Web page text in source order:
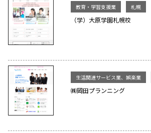
教育・学習支援業 札幌
（学）大原学園札幌校
生活関連サービス業、娯楽業
㈱岡田プランニング